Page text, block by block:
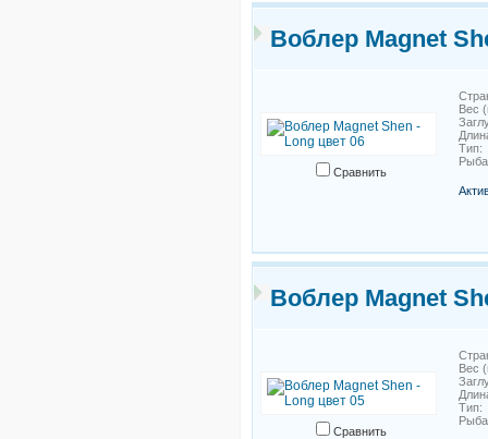
Воблер Magnet
Сравнить
Вес
Тип:
Воблер Magnet
Сравнить
Вес
Тип: